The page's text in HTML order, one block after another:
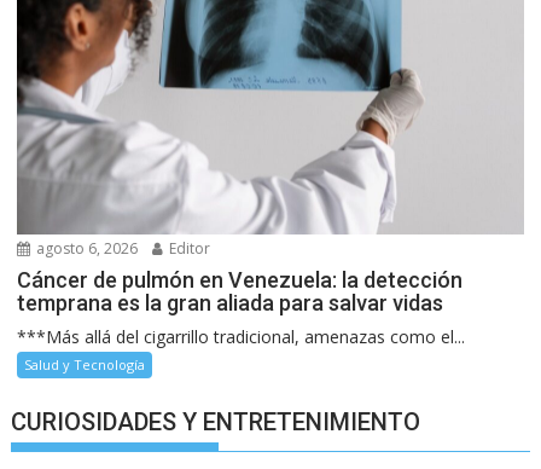
agosto 6, 2026 Editor
Cáncer de pulmón en Venezuela: la detección
temprana es la gran aliada para salvar vidas
***Más allá del cigarrillo tradicional, amenazas como el...
Salud y Tecnología
CURIOSIDADES Y ENTRETENIMIENTO